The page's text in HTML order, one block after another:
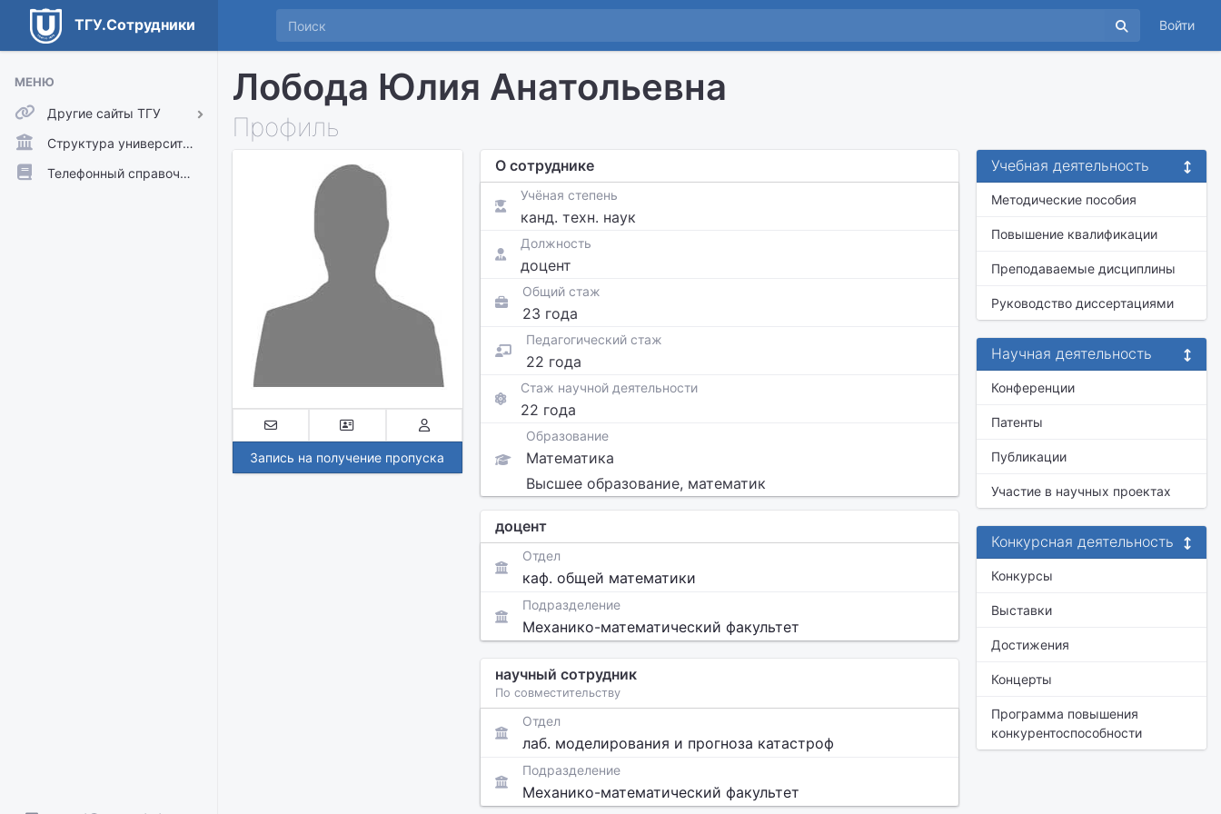
ТГУ.Сотрудники Войти
МЕНЮ
Другие сайты ТГУ
ТГУ.Аккаунты
ТГУ.Расписание
Структура университета
Телефонный справочник
Лобода Юлия Анатольевна
Профиль
Запись на получение пропуска
О сотруднике
Учёная степень
канд. техн. наук
Должность
доцент
Общий стаж
23 года
Педагогический стаж
22 года
Стаж научной деятельности
22 года
Образование
Математика
Высшее образование, математик
доцент
Отдел
каф. общей математики
Подразделение
Механико-математический факультет
научный сотрудник
По совместительству
Отдел
лаб. моделирования и прогноза катастроф
Подразделение
Механико-математический факультет
Учебная деятельность
Методические пособия
Повышение квалификации
Преподаваемые дисциплины
Руководство диссертациями
Научная деятельность
Конференции
Патенты
Публикации
Участие в научных проектах
Конкурсная деятельность
Конкурсы
Выставки
Достижения
Концерты
Программа повышения
конкурентоспособности